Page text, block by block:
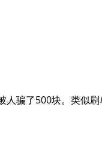
骗了500块。类似